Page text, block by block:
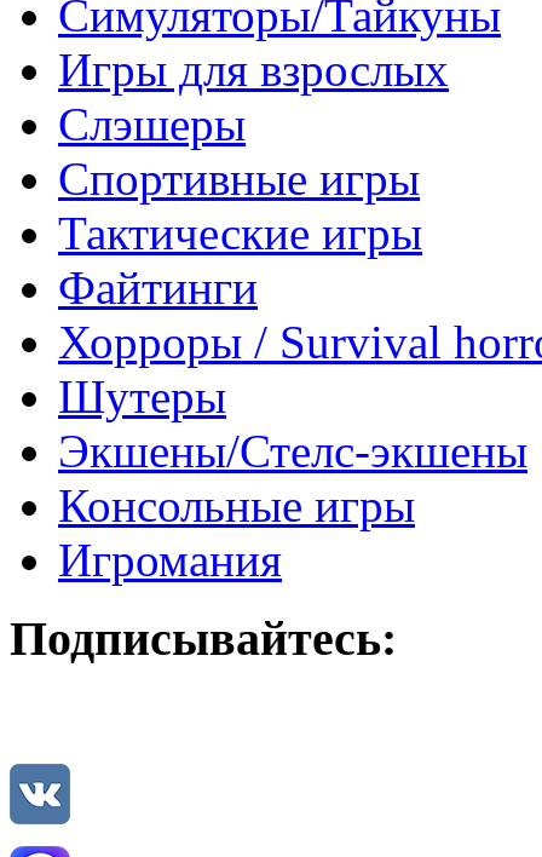
Симуляторы/Тайкуны
Игры для взрослых
Слэшеры
Спортивные игры
Тактические игры
Файтинги
Хорроры / Survival
Шутеры
Экшены/Стелс-экшены
Консольные игры
Игромания
Подписывайтесь: